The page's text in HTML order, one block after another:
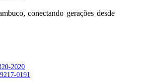
conectando gerações desde
2020
0191